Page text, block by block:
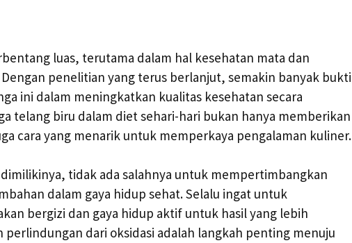
luas, terutama dalam hal kesehatan mata dan
penelitian yang terus berlanjut, semakin banyak bukti
ini dalam meningkatkan kualitas kesehatan secara
telang biru dalam diet sehari-hari bukan hanya memberikan
cara yang menarik untuk memperkaya pengalaman kuliner.
tidak ada salahnya untuk mempertimbangkan
dalam gaya hidup sehat. Selalu ingat untuk
bergizi dan gaya hidup aktif untuk hasil yang lebih
perlindungan dari oksidasi adalah langkah penting menuju